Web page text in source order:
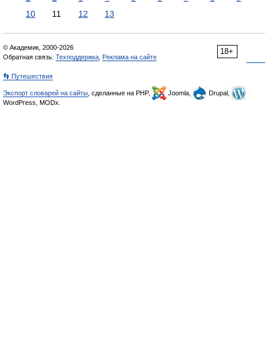
10
11 12 13
18+
© Академик, 2000-2026
Обратная связь: Техподдержка Реклама на сайте
👣 Путешествия
Экспорт словарей на сайты , сделанные на PHP, Joomla,
Drupal,
WordPress, MODx.